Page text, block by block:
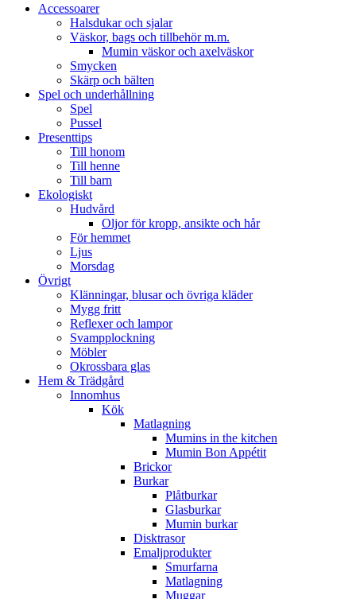
Accessoarer
Halsdukar och sjalar
Väskor, bags och tillbehör m.m.
Mumin väskor och axelväskor
Smycken
Skärp och bälten
Spel och underhållning
Spel
Pussel
Presenttips
Till honom
Till henne
Till barn
Ekologiskt
Hudvård
Oljor för kropp, ansikte och hår
För hemmet
Ljus
Morsdag
Övrigt
Klänningar, blusar och övriga kläder
Mygg fritt
Reflexer och lampor
Svampplockning
Möbler
Okrossbara glas
Hem & Trädgård
Innomhus
Kök
Matlagning
Mumins in the kitchen
Mumin Bon Appétit
Brickor
Burkar
Plåtburkar
Glasburkar
Mumin burkar
Disktrasor
Emaljprodukter
Smurfarna
Matlagning
Muggar